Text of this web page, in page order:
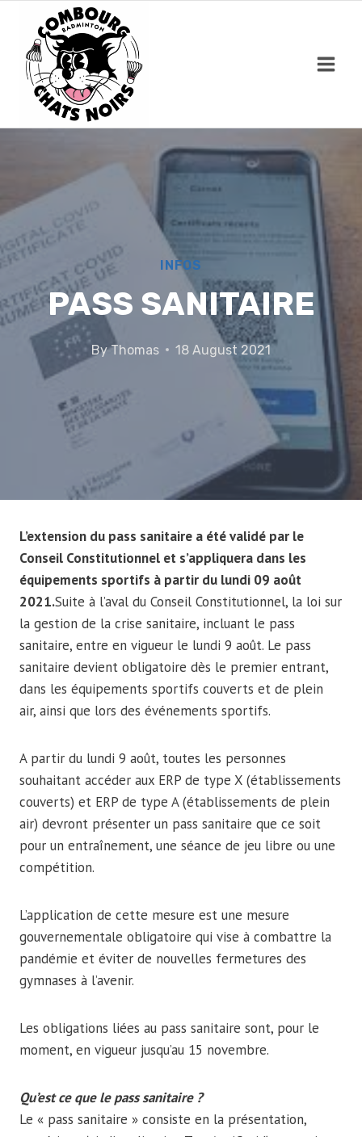
content
INFOS
PASS SANITAIRE
ByThomas 18 August 2021
L’extension du pass sanitaire a été validé par le
Conseil Constitutionnel et s’appliquera dans les
équipements sportifs à partir du lundi 09 août
2021.Suite à l’aval du Conseil Constitutionnel, la loi sur
la gestion de la crise sanitaire, incluant le pass
sanitaire, entre en vigueur le lundi 9 août. Le pass
sanitaire devient obligatoire dès le premier entrant,
dans les équipements sportifs couverts et de plein
air, ainsi que lors des événements sportifs.
A partir du lundi 9 août, toutes les personnes
souhaitant accéder aux ERP de type X (établissements
couverts) et ERP de type A (établissements de plein
air) devront présenter un pass sanitaire que ce soit
pour un entraînement, une séance de jeu libre ou une
compétition.
L’application de cette mesure est une mesure
gouvernementale obligatoire qui vise à combattre la
pandémie et éviter de nouvelles fermetures des
gymnases à l’avenir.
Les obligations liées au pass sanitaire sont, pour le
moment, en vigueur jusqu’au 15 novembre.
Qu’est ce que le pass sanitaire ?
Le « pass sanitaire » consiste en la présentation,